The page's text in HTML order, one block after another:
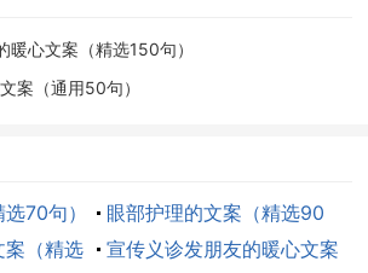
细胞，期待的不是氧，而是对你离不
析机，血流加快是你，痛并快乐是
暖心文案（精选150句）
案（通用50句）
70句）
眼部护理的文案（精选90
句）
案（精选
宣传义诊发朋友的暖心文案